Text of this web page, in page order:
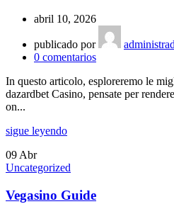
abril 10, 2026
publicado por
0 comentarios
In questo articolo, esploreremo le
dazardbet Casino, pensate per
on...
sigue leyendo
09 Abr
Uncategorized
Vegasino Guide